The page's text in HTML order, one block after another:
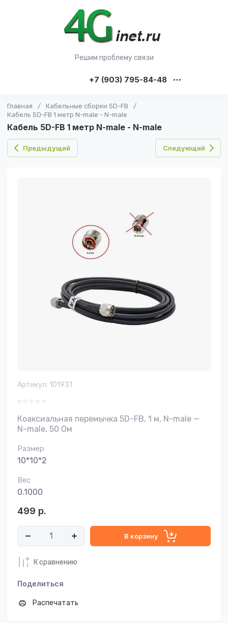
Решим проблему связи
+7 (903) 795-84-48
Главная / Кабельные сборки 5D-FB
/
Кабель 5D-FB 1 метр N-male - N-male
Кабель 5D-FB 1 метр N-male - N-male
Предыдущий Следующий
Артикул: 101931
Коаксиальная перемычка 5D-FB, 1 м, N-male —
N-male, 50 Ом
Размер
10*10*2
Вес
0.1000
499 р.
В корзину
К сравнению
Поделиться
Распечатать